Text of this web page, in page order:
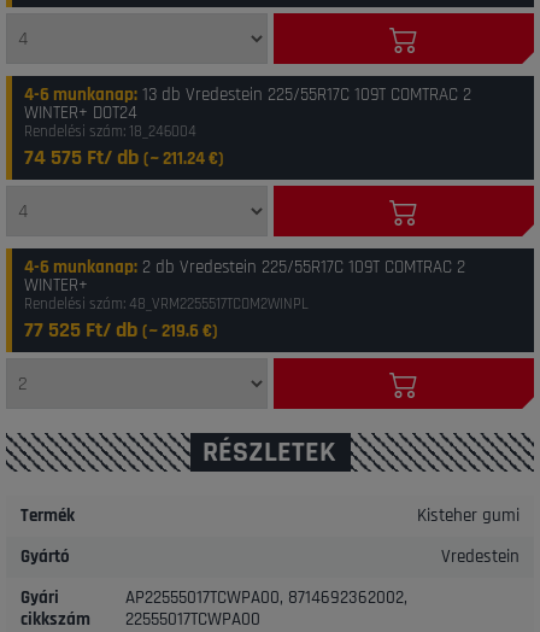
4-6 munkanap: 13 db Vredestein 225/55R17C 109T COMTRAC 2
WINTER+ DOT24
Rendelési szám: 18_246004
74 575 Ft/ db (~211.24€)
4-6 munkanap: 2 db Vredestein 225/55R17C 109T COMTRAC 2
WINTER+
Rendelési szám: 48_VRM2255517TCOM2WINPL
77 525 Ft/ db (~219.6 €)
RÉSZLETEK
Termék
Kisteher gumi
Gyártó
Vredestein
Gyári
cikkszám
AP22555017TCWPA00, 8714692362002,
22555017TCWPA00